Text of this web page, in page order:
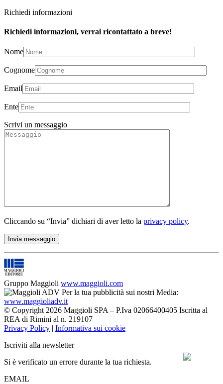
Richiedi informazioni
Richiedi informazioni, verrai ricontattato a breve!
Nome
Cognome
Email
Ente
Scrivi un messaggio
Cliccando su “Invia” dichiari di aver letto la privacy policy.
Gruppo Maggioli www.maggioli.com
Per la tua pubblicità sui nostri Media:
www.maggioliadv.it
© Copyright 2026 Maggioli SPA – P.Iva 02066400405 Iscritta al
REA di Rimini al n. 219107
Privacy Policy | Informativa sui cookie
Iscriviti alla newsletter
Si è verificato un errore durante la tua richiesta.
EMAIL